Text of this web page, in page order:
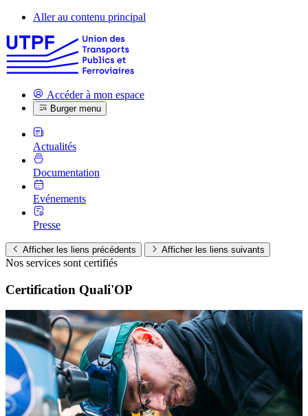
Aller au contenu principal
Accéder à mon espace
Burger menu
Actualités
Documentation
Evénements
Presse
Afficher les liens précédents Afficher les liens suivants
Nos services sont certifiés
Certification Quali'OP